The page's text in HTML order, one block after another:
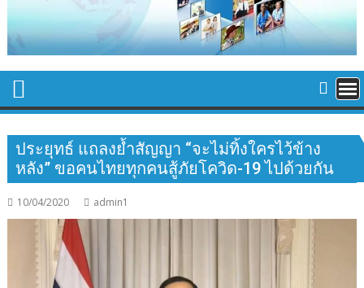
ประยุทธ์ แถลงย้ำสัญญา “จะไม่ทิ้งใครไว้ข้าง
หลัง” ขอคนไทยทุกคนสู้ภัยโควิด-19 ไปด้วยกัน
10/04/2020 admin1